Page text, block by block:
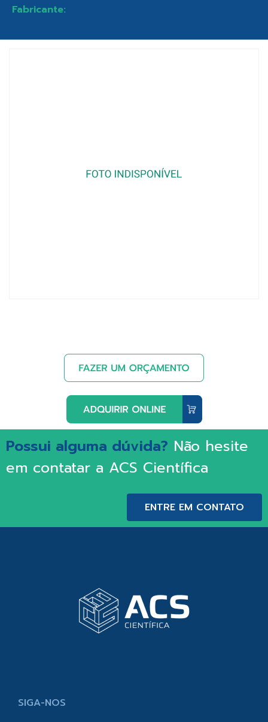
Fabricante:
Possui alguma dúvida? Não hesite
em contatar a ACS Científica
ENTRE EM CONTATO
SIGA-NOS